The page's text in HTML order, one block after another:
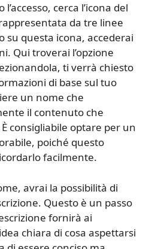
cerca l’icona del
da tre linee
su questa icona, accederai
Qui troverai l’opzione
ti verrà chiesto
di base sul tuo
un nome che
il contenuto che
consigliabile optare per un
poiché questo
facilmente.
avrai la possibilità di
Questo è un passo
fornirà ai
chiara di cosa aspettarsi